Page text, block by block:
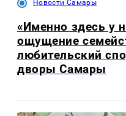
Новости Самары
«Именно здесь у
ощущение
любительский
дворы Самары